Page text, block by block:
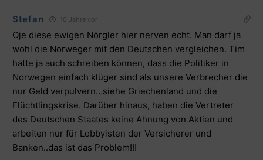
Stefan 10 Jahre vor
Oje diese ewigen Nörgler hier nerven echt. Man darf ja
wohl die Norweger mit den Deutschen vergleichen. Tim
hätte ja auch schreiben können, dass die Politiker in
Norwegen einfach klüger sind als unsere Verbrecher die
nur Geld verpulvern…siehe Griechenland und die
Flüchtlingskrise. Darüber hinaus, haben die Vertreter
des Deutschen Staates keine Ahnung von Aktien und
arbeiten nur für Lobbyisten der Versicherer und
Banken..das ist das Problem!!!